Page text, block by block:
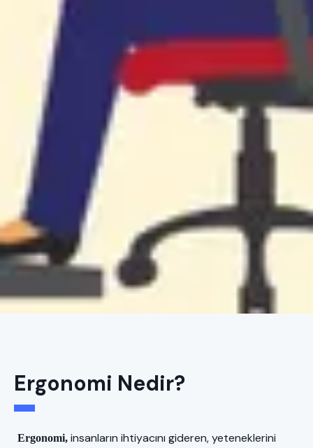
Ergonomi Nedir?
Ergonomi, insanların ihtiyacını gideren, yeteneklerini